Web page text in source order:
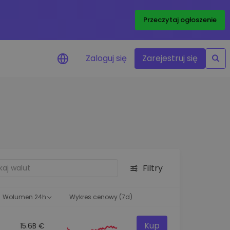
Przeczytaj ogłoszenie
optymalne wyniki
Zaloguj się Zarejestruj się
Filtry
Wolumen 24h Wykres cenowy (7d)
15.6B € Kup